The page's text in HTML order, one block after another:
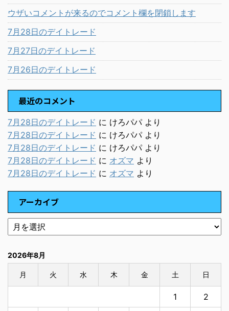
ウザいコメントが来るのでコメント欄を閉鎖します
7月28日のデイトレード
7月27日のデイトレード
7月26日のデイトレード
最近のコメント
7月28日のデイトレード に けろパパより
7月28日のデイトレード に けろパパより
7月28日のデイトレード に けろパパより
7月28日のデイトレード に オズマ より
7月28日のデイトレード に オズマ より
アーカイブ
2026年8月
月 火 水 木 金 土 日
1 2